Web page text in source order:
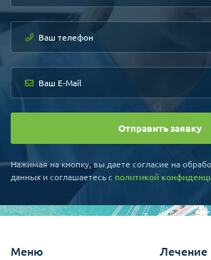
Отправить заявку
Нажимая на кнопку, вы даете согласие на
данных и соглашаетесь c политикой
Меню Лечение